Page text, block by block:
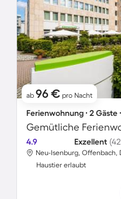
ab 96 € pro Nacht
Ferienwohnung ∙ 2 Gäste
4.9 Exzellent
Neu-Isenburg, Offenbach,
Haustier erlaubt